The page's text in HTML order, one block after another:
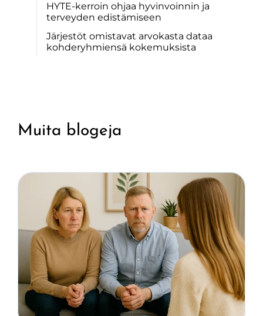
HYTE-kerroin ohjaa hyvinvoinnin ja
terveyden edistämiseen
Järjestöt omistavat arvokasta dataa
kohderyhmiensä kokemuksista
Muita blogeja